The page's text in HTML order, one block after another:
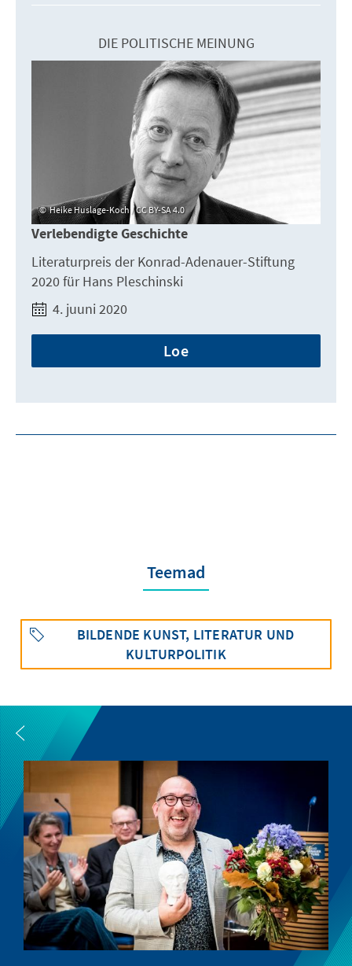
DIE POLITISCHE MEINUNG
Heike Huslage-Koch / CC BY-SA 4.0
Verlebendigte Geschichte
Literaturpreis der Konrad-Adenauer-Stiftung
2020 für Hans Pleschinski
4. juuni 2020
Loe
Teemad
BILDENDE KUNST, LITERATUR UND
KULTURPOLITIK